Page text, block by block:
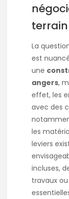
La
est
une
angers,
effet, les
avec des
les
leviers
incluses,
travaux